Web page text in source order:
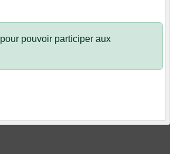
pour pouvoir participer aux